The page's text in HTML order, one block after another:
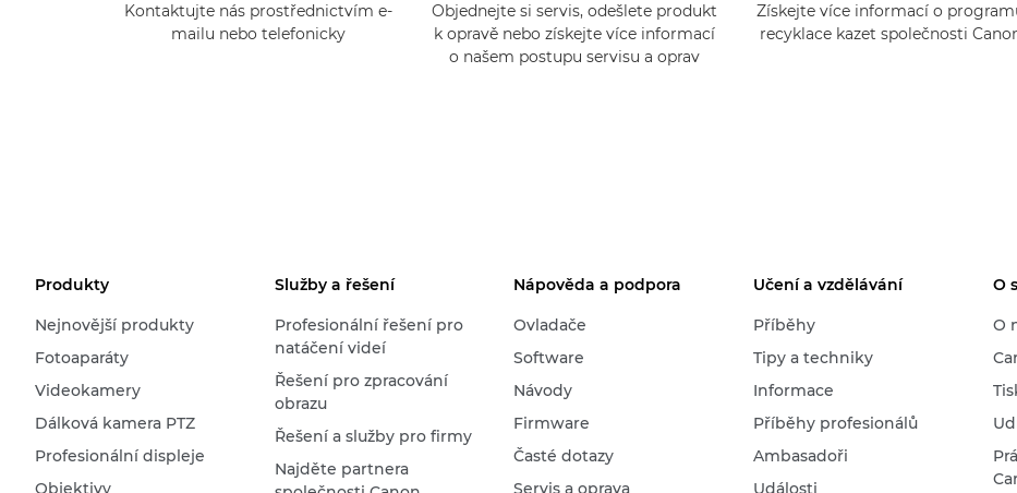
Kontaktujte nás prostřednictvím e-
mailu nebo telefonicky
Objednejte si servis, odešlete produkt
k opravě nebo získejte více informací
o našem postupu servisu a oprav
Získejte více informací o
recyklace kazet společnosti
Produkty
Nejnovější produkty
Fotoaparáty
Videokamery
Dálková kamera PTZ
Profesionální displeje
Objektivy
Služby a řešení
Profesionální řešení pro
natáčení videí
Řešení pro zpracování
obrazu
Řešení a služby pro firmy
Najděte partnera
Nápověda a podpora
Ovladače
Software
Návody
Firmware
Časté dotazy
Servis a oprava
Učení a vzdělávání
Příběhy
Tipy a techniky
Informace
Příběhy profesionálů
Ambasadoři
Události
O
O